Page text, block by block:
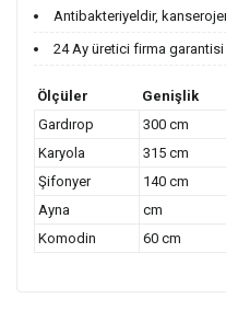
Antibakteriyeldir,
24 Ay üretici firma garantisi
Ölçüler Genişlik
Gardırop
300 cm
Karyola
315 cm
Şifonyer
140 cm
Ayna
cm
Komodin
60 cm